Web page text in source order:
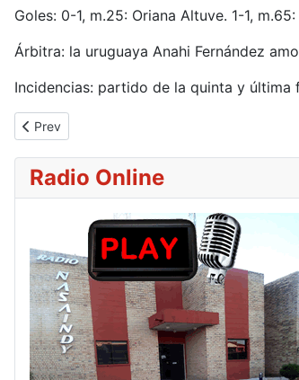
Goles: 0-1, m.25: Oriana Altuve. 1-1,
Árbitra: la uruguaya Anahi Fernández
Incidencias: partido de la quinta y última
Previous article: El Team Paraguay suma un
Prev
Radio Online